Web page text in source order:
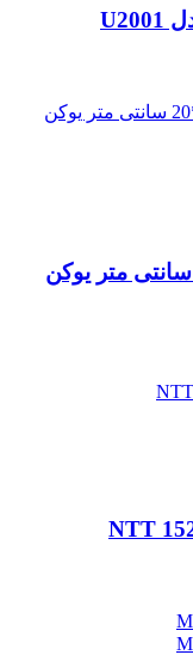
گونیا فلزی تخت فوق صنعتی 30*20 سانتی متر یوکن